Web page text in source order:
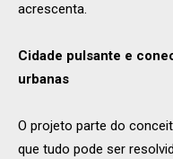
acrescenta.
Cidade pulsante e
urbanas
O projeto parte do
que tudo pode ser